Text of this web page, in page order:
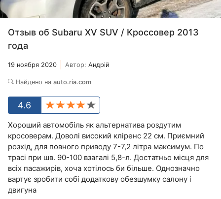
Отзыв об Subaru XV SUV / Кроссовер 2013
года
19 ноября 2020 Автор: Андрій
Найдено на auto.ria.com
4.6
Хороший автомобіль як альтернатива роздутим
кросоверам. Доволі високий кліренс 22 см. Приємний
розхід, для повного приводу 7-7,2 літра максимум. По
трасі при шв. 90-100 взагалі 5,8-л. Достатньо місця для
всіх пасажирів, хоча хотілось би більше. Однозначно
вартує зробити собі додаткову обезшумку салону і
двигуна